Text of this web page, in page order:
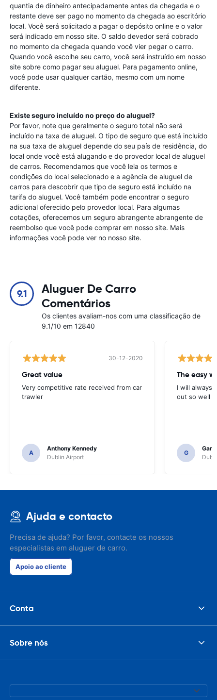
quantia de dinheiro antecipadamente antes da chegada e o
restante deve ser pago no momento da chegada ao escritório
local. Você será solicitado a pagar o depósito online e o valor
será indicado em nosso site. O saldo devedor será cobrado
no momento da chegada quando você vier pegar o carro.
Quando você escolhe seu carro, você será instruído em nosso
site sobre como pagar seu aluguel. Para pagamento online,
você pode usar qualquer cartão, mesmo com um nome
diferente.
Existe seguro incluído no preço do aluguel?
Por favor, note que geralmente o seguro total não será
incluído na taxa de aluguel. O tipo de seguro que está incluído
na sua taxa de aluguel depende do seu país de residência, do
local onde você está alugando e do provedor local de aluguel
de carros. Recomendamos que você leia os termos e
condições do local selecionado e a agência de aluguel de
carros para descobrir que tipo de seguro está incluído na
tarifa do aluguel. Você também pode encontrar o seguro
adicional oferecido pelo provedor local. Para algumas
cotações, oferecemos um seguro abrangente abrangente de
reembolso que você pode comprar em nosso site. Mais
informações você pode ver no nosso site.
9.1
Aluguer De Carro
Comentários
Os clientes avaliam-nos com uma classificação de
9.1/10 em 12840
30-12-2020
Great value
Very competitive rate received from car
trawler
A
Anthony Kennedy
Dublin Airport
I will always
out so well
G
Gary
Ajuda e contacto
Precisa de ajuda? Por favor, contacte os nossos
especialistas em aluguer de carro.
Apoio ao cliente
Conta
Sobre nós